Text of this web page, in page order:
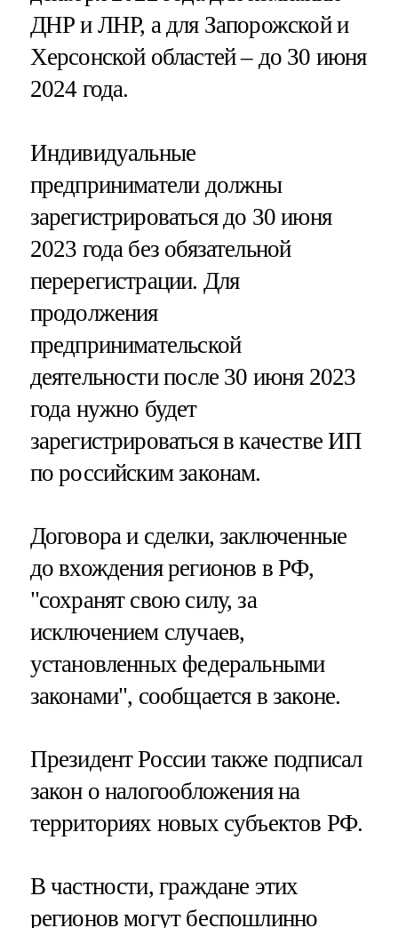
ДНР и ЛНР, а для Запорожской и
Херсонской областей – до 30 июня
2024 года.
Индивидуальные
предприниматели должны
зарегистрироваться до 30 июня
2023 года без обязательной
перерегистрации. Для
продолжения
предпринимательской
деятельности после 30 июня 2023
года нужно будет
зарегистрироваться в качестве ИП
по российским законам.
Договора и сделки, заключенные
до вхождения регионов в РФ,
"сохранят свою силу, за
исключением случаев,
установленных федеральными
законами", сообщается в законе.
Президент России также подписал
закон о налогообложения на
территориях новых субъектов РФ.
В частности, граждане этих
регионов могут беспошлинно